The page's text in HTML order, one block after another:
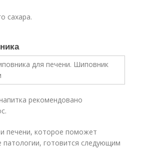
сахара.
рекомендовано
печени, которое поможет
патологии, готовится следующим